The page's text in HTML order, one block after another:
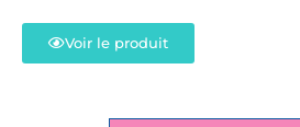
Voir le produit